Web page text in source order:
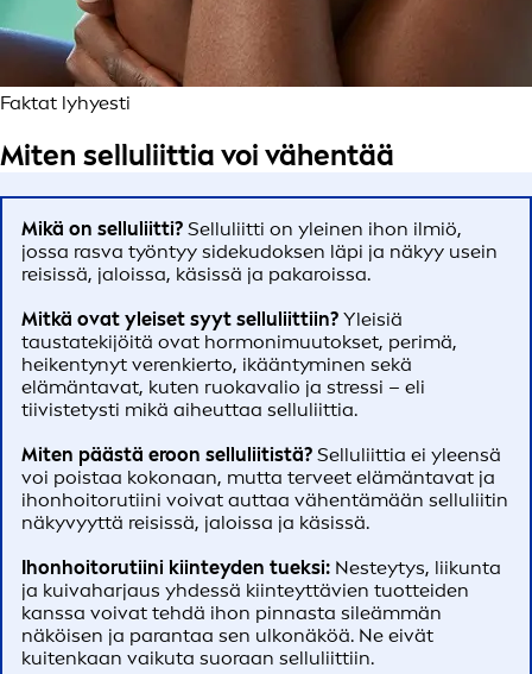
Faktat lyhyesti
Miten selluliittia voi vähentää
Mikä on selluliitti? Selluliitti on yleinen ihon ilmiö,
jossa rasva työntyy sidekudoksen läpi ja näkyy usein
reisissä, jaloissa, käsissä ja pakaroissa.
Mitkä ovat yleiset syyt selluliittiin? Yleisiä
taustatekijöitä ovat hormonimuutokset, perimä,
heikentynyt verenkierto, ikääntyminen sekä
elämäntavat, kuten ruokavalio ja stressi – eli
tiivistetysti mikä aiheuttaa selluliittia.
Miten päästä eroon selluliitistä? Selluliittia ei yleensä
voi poistaa kokonaan, mutta terveet elämäntavat ja
ihonhoitorutiini voivat auttaa vähentämään selluliitin
näkyvyyttä reisissä, jaloissa ja käsissä.
Ihonhoitorutiini kiinteyden tueksi: Nesteytys, liikunta
ja kuivaharjaus yhdessä kiinteyttävien tuotteiden
kanssa voivat tehdä ihon pinnasta sileämmän
näköisen ja parantaa sen ulkonäköä. Ne eivät
kuitenkaan vaikuta suoraan selluliittiin.